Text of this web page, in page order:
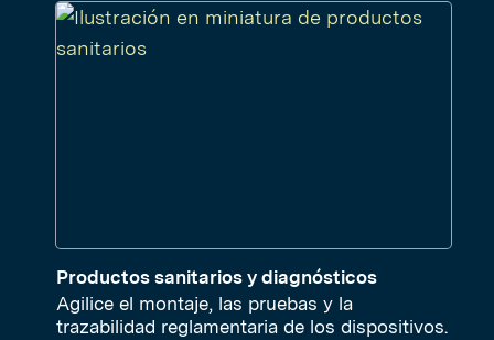
Productos sanitarios y diagnósticos
Agilice el montaje, las pruebas y la
trazabilidad reglamentaria de los dispositivos.